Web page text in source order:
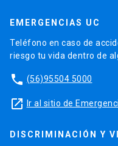
EMERGENCIAS UC
Teléfono en caso de
riesgo tu vida dentro de
phone (56)95504 5000
launch Ir al sitio de
DISCRIMINACIÓN Y